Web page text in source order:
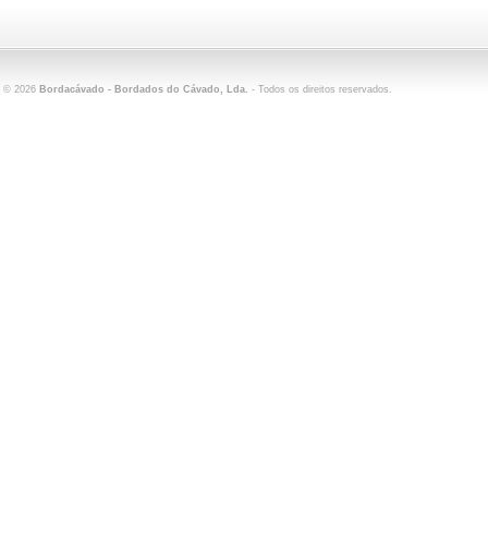
© 2026 Bordacávado - Bordados do Cávado, Lda. - Todos os direitos reservados.